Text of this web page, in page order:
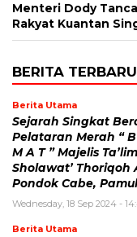
Menteri Dody
Rakyat Kuantan
BERITA TERBARU
Berita Utama
Sejarah Singkat
Pelataran Merah “ B
M A T ” Majelis
Sholawat’ Thoriqoh
Pondok Cabe,
Wednesday, 18 Sep 2024 -
Berita Utama